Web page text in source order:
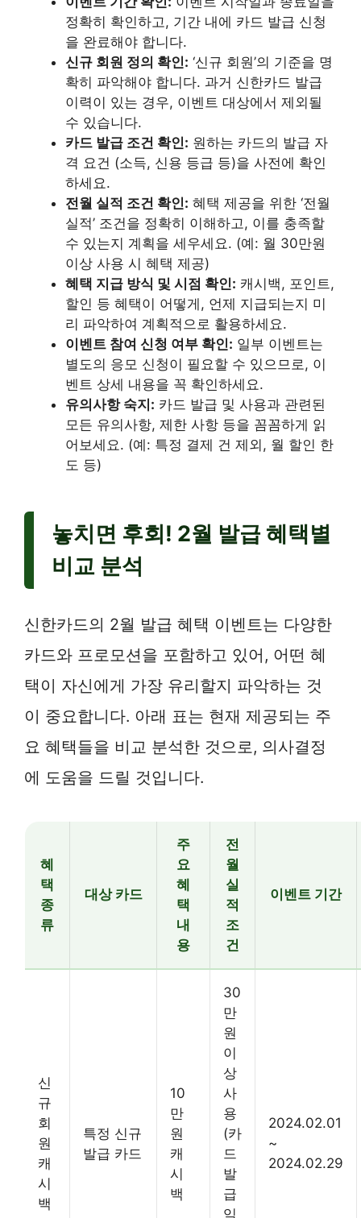
정확히 확인하고, 기간 내에 카드 발급 신청
을 완료해야 합니다.
신규 회원 정의 확인: ‘신규 회원’의 기준을 명
확히 파악해야 합니다. 과거 신한카드 발급
이력이 있는 경우, 이벤트 대상에서 제외될
수 있습니다.
카드 발급 조건 확인: 원하는 카드의 발급 자
격 요건 (소득, 신용 등급 등)을 사전에 확인
하세요.
전월 실적 조건 확인: 혜택 제공을 위한 ‘전월
실적’ 조건을 정확히 이해하고, 이를 충족할
수 있는지 계획을 세우세요. (예: 월 30만원
이상 사용 시 혜택 제공)
혜택 지급 방식 및 시점 확인: 캐시백, 포인트,
할인 등 혜택이 어떻게, 언제 지급되는지 미
리 파악하여 계획적으로 활용하세요.
이벤트 참여 신청 여부 확인: 일부 이벤트는
별도의 응모 신청이 필요할 수 있으므로, 이
벤트 상세 내용을 꼭 확인하세요.
유의사항 숙지: 카드 발급 및 사용과 관련된
모든 유의사항, 제한 사항 등을 꼼꼼하게 읽
어보세요. (예: 특정 결제 건 제외, 월 할인 한
도 등)
놓치면 후회! 2월 발급 혜택별
비교 분석
신한카드의 2월 발급 혜택 이벤트는 다양한
카드와 프로모션을 포함하고 있어, 어떤 혜
택이 자신에게 가장 유리할지 파악하는 것
이 중요합니다. 아래 표는 현재 제공되는 주
요 혜택들을 비교 분석한 것으로, 의사결정
에 도움을 드릴 것입니다.
혜
택
종
류
대상 카드
주
요
혜
택
내
용
전
월
실
적
조
건
이벤트 기간
신
규
회
원
캐
시
백
특정 신규
발급 카드
10
만
원
캐
시
백
30
만
원
이
상
사
용
(카
드
발
급
익
2024.02.01
~
2024.02.29